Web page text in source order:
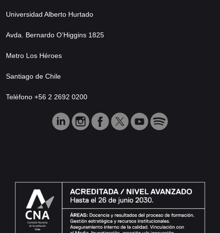
Universidad Alberto Hurtado
Avda. Bernardo O’Higgins 1825
Metro Los Héroes
Santiago de Chile
Teléfono +56 2 2692 0200